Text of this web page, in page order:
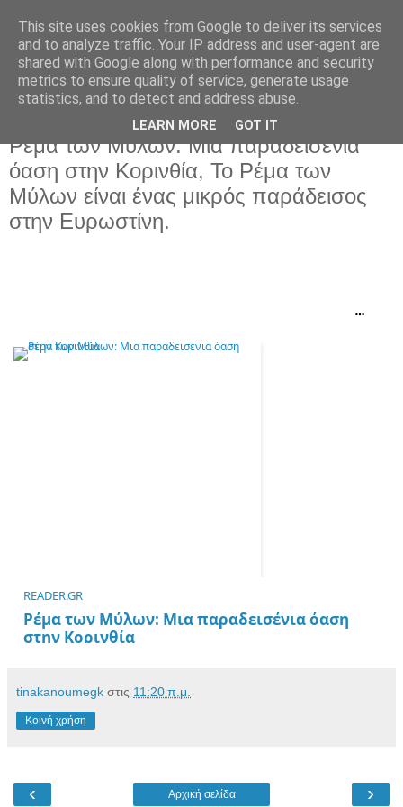
Κυριακή 20 Μαρτίου 2022
Ρέμα των Μύλων: Μια παραδεισένια
όαση στην Κορινθία, Το Ρέμα των
Μύλων είναι ένας μικρός παράδεισος
στην Ευρωστίνη.
READER.GR
Ρέμα των Μύλων: Μια παραδεισένια όαση
στην Κορινθία
tinakanoumegk στις 11:20 π.μ.
Κοινή χρήση
‹ ›
Αρχική σελίδα
This site uses cookies from Google to deliver its services
and to analyze traffic. Your IP address and user-agent are
shared with Google along with performance and security
metrics to ensure quality of service, generate usage
statistics, and to detect and address abuse.
LEARN MORE GOT IT